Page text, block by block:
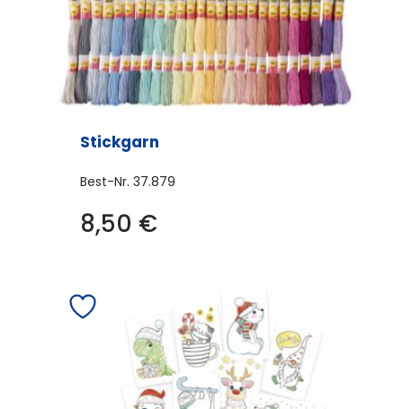
Stickgarn
Best-Nr. 37.879
8,50 €
Varianten
auf.
Die
Optionen